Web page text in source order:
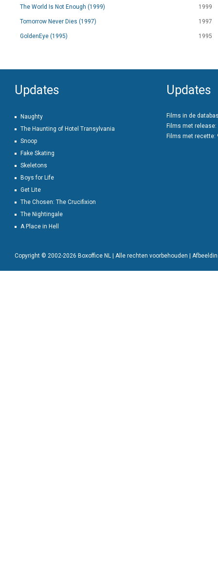
The World Is Not Enough (1999) 1999
Tomorrow Never Dies (1997) 1997
GoldenEye (1995) 1995
Updates
Naughty
The Haunting of Hotel Transylvania
Snoop
Fake Skating
Skeletons
Boys for Life
Get Lite
The Chosen: The Crucifixion
The Nightingale
A Place in Hell
Updates
Films in de
Films met release:
Films met recette:
Copyright © 2002-2026 Boxoffice NL | Alle rechten voorbehouden |